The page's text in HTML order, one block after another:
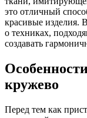
это отличный
красивые изделия.
о техниках,
создавать
кружево
Перед тем как